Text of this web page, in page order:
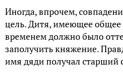
Иногда, впрочем,
цель. Дитя, имеющее общее
временем должно было
заполучить княжение.
имя дяди получал старший